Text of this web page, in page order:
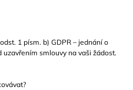
1 písm. b) GDPR – jednání o
smlouvy na vaši žádost.